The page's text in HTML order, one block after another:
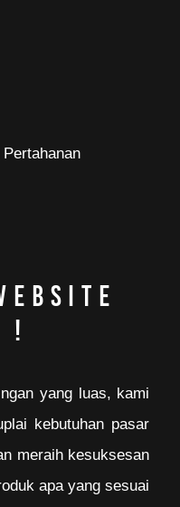
!
yang luas, kami
kebutuhan pasar
meraih kesuksesan
apa yang sesuai